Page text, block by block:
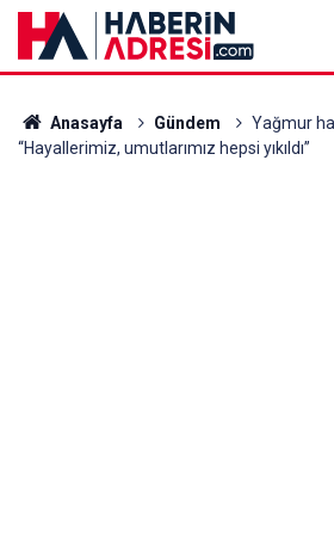
Anasayfa Gündem
Yağmur
“Hayallerimiz, umutlarımız hepsi yıkıldı”